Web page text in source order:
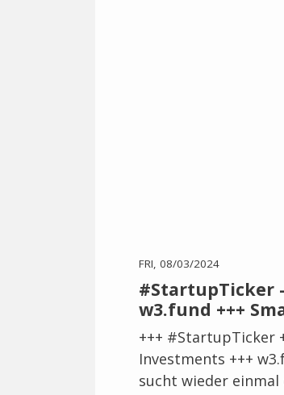
FRI, 08/03/2024
#StartupTicker
w3.fund +++
+++ #StartupTicker
Investments +++
sucht wieder einmal